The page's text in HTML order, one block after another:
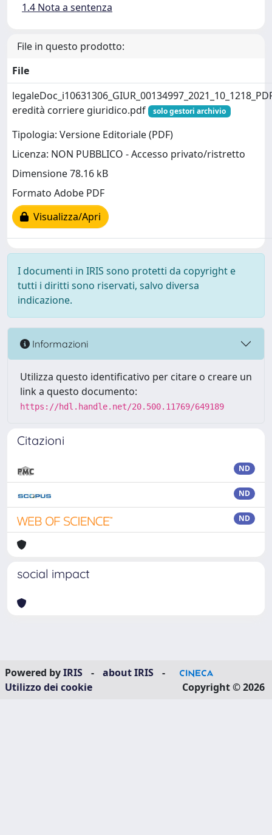
1.4 Nota a sentenza
File in questo prodotto:
File
eredità corriere giuridico.pdf
solo gestori archivio
Tipologia: Versione Editoriale (PDF)
Licenza: NON PUBBLICO - Accesso privato/ristretto
Dimensione 78.16 kB
Formato Adobe PDF
Visualizza/Apri
I documenti in IRIS sono protetti da copyright e
tutti i diritti sono riservati, salvo diversa
indicazione.
Informazioni
Utilizza questo identificativo per citare o creare un
link a questo documento:
https://hdl.handle.net/20.500.11769/649189
Citazioni
ND
ND
ND
social impact
Powered byIRIS - about IRIS
-
Utilizzo dei cookie
Copyright © 2026